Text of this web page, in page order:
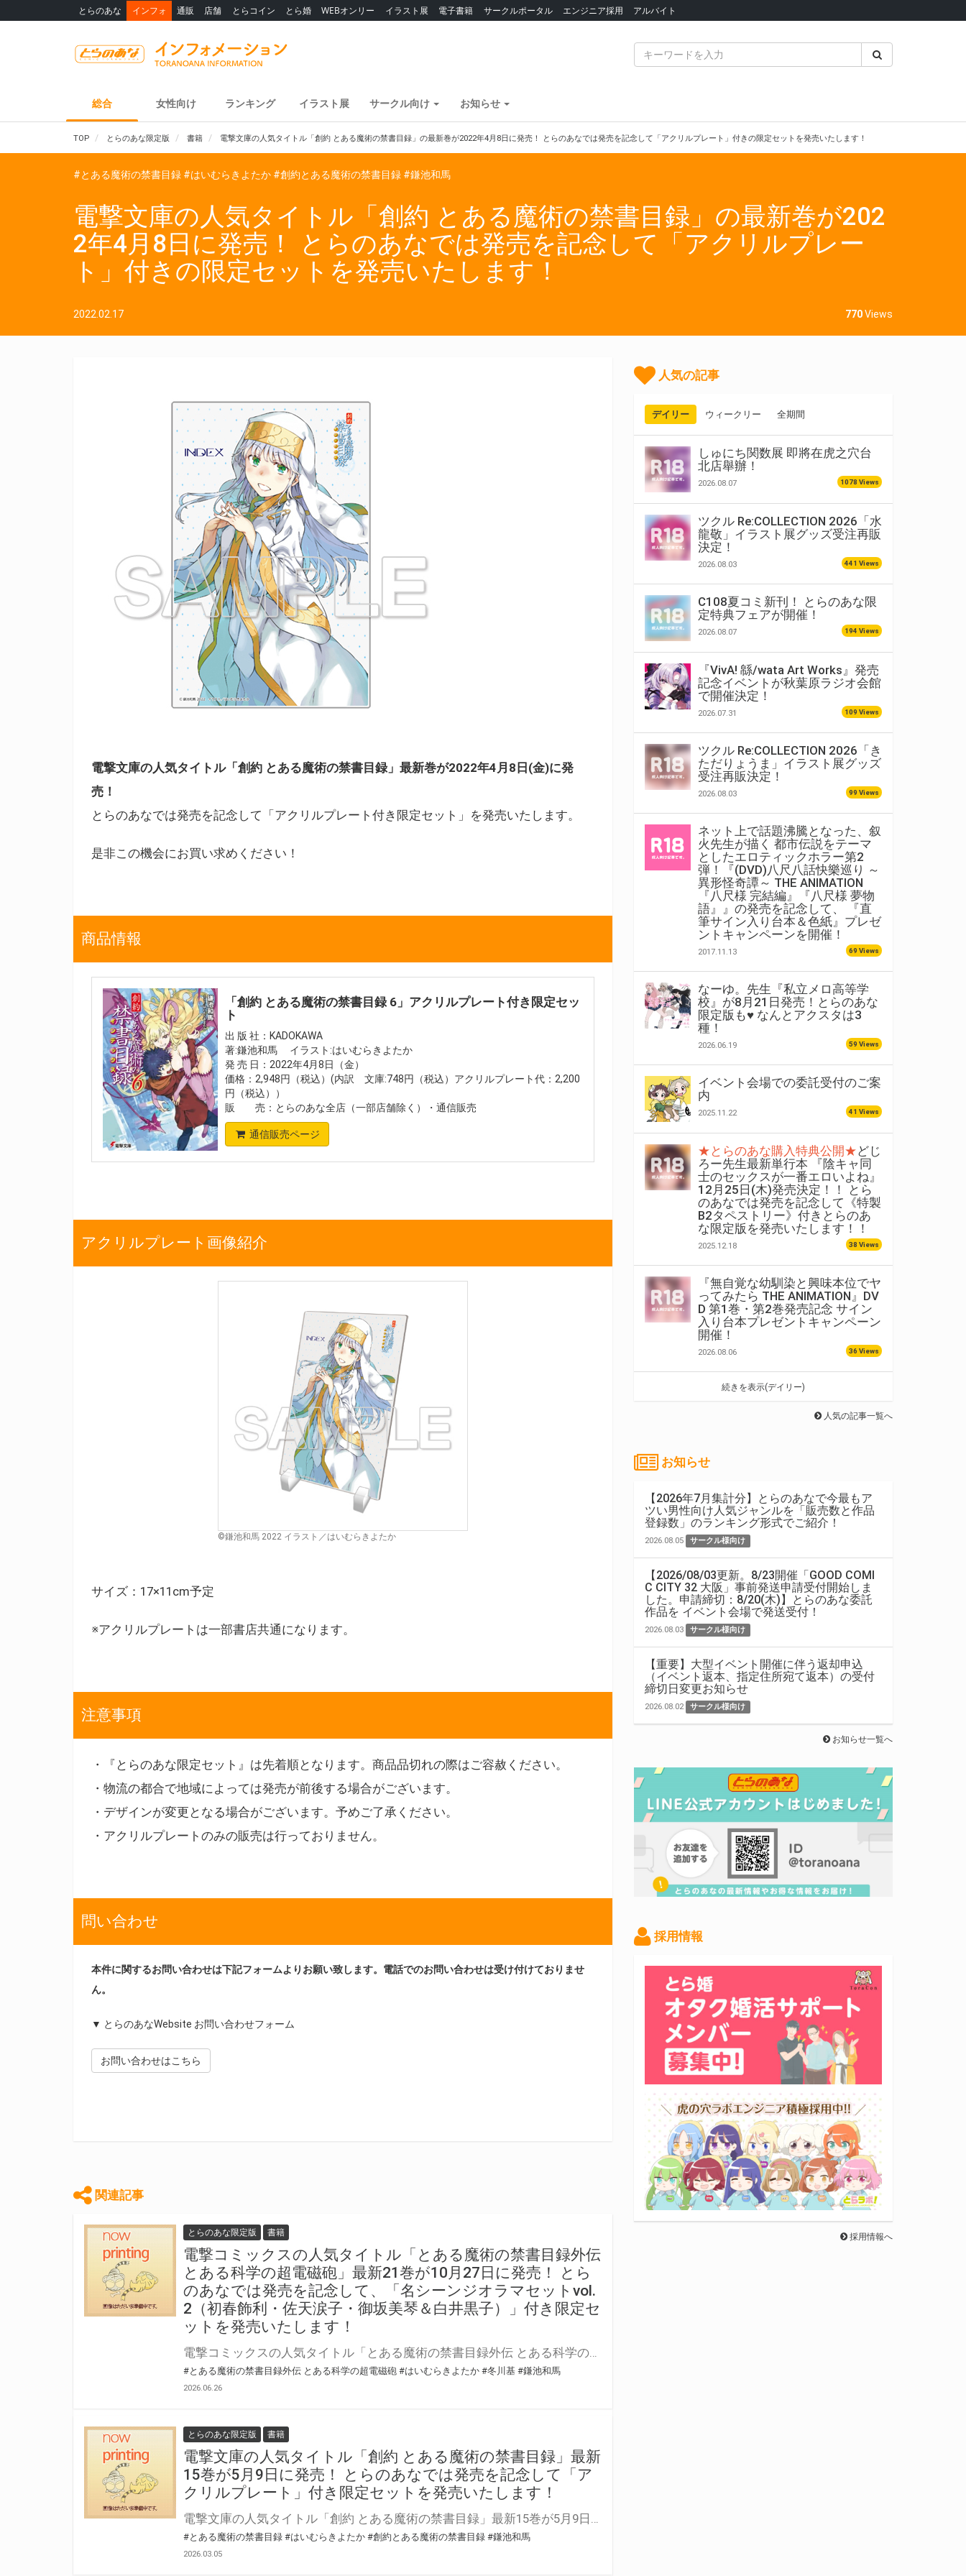
とらのあな インフォ 通販 店舗 とらコイン とら婚 WEBオンリー イラスト展 電子書籍 サークルポータル エンジニア採用 アルバイト
総合 女性向け ランキング イラスト展 サークル向け お知らせ
TOP とらのあな限定版 書籍 電撃文庫の人気タイトル「創約 とある魔術の禁書目録」の最新巻が2022年4月8日に発売！ とらのあなでは発売を記念して「アクリルプレート」付きの限定セットを発売いたします！
#とある魔術の禁書目録 #はいむらきよたか #創約とある魔術の禁書目録 #鎌池和馬
電撃文庫の人気タイトル「創約 とある魔術の禁書目録」の最新巻が202
2年4月8日に発売！ とらのあなでは発売を記念して「アクリルプレー
ト」付きの限定セットを発売いたします！
2022.02.17 770Views
電撃文庫の人気タイトル「創約 とある魔術の禁書目録」最新巻が2022年4月8日(金)に発
売！
とらのあなでは発売を記念して「アクリルプレート付き限定セット」を発売いたします。
是非この機会にお買い求めください！
商品情報
「創約 とある魔術の禁書目録 6」アクリルプレート付き限定セッ
ト
出 版 社：KADOKAWA
著:鎌池和馬 イラスト:はいむらきよたか
発 売 日：2022年4月8日（金）
価格：2,948円（税込）(内訳 文庫:748円（税込）アクリルプレート代：2,200
円（税込））
販 売：とらのあな全店（一部店舗除く）・通信販売
通信販売ページ
アクリルプレート画像紹介
©鎌池和馬 2022 イラスト／はいむらきよたか
サイズ：17×11cm予定
※アクリルプレートは一部書店共通になります。
注意事項
・『とらのあな限定セット』は先着順となります。商品品切れの際はご容赦ください。
・物流の都合で地域によっては発売が前後する場合がございます。
・デザインが変更となる場合がございます。予めご了承ください。
・アクリルプレートのみの販売は行っておりません。
問い合わせ
本件に関するお問い合わせは下記フォームよりお願い致します。電話でのお問い合わせは受け付けておりませ
ん。
▼ とらのあなWebsite お問い合わせフォーム
お問い合わせはこちら
関連記事
とらのあな限定版 書籍
電撃コミックスの人気タイトル「とある魔術の禁書目録外伝
とある科学の超電磁砲」最新21巻が10月27日に発売！ とら
のあなでは発売を記念して、「名シーンジオラマセットvol.
2（初春飾利・佐天涙子・御坂美琴＆白井黒子）」付き限定セ
ットを発売いたします！
電撃コミックスの人気タイトル「とある魔術の禁書目録外伝 とある科学の超電磁砲」最新21巻が10月27日（火）に発売！ とらのあなでは発売を記念して、「名シーンジオラマセットvol.2（初春飾利・佐天涙子・御坂美琴＆白井黒子）」付き限定セットを発売いたします！ 今回は、同時発売の特装版のみの限定セットです！ 限定セットの数は限られていますので是非お早めにお求めください！
#とある魔術の禁書目録外伝 とある科学の超電磁砲 #はいむらきよたか #冬川基 #鎌池和馬
2026.06.26
とらのあな限定版 書籍
電撃文庫の人気タイトル「創約 とある魔術の禁書目録」最新
15巻が5月9日に発売！ とらのあなでは発売を記念して「ア
クリルプレート」付き限定セットを発売いたします！
電撃文庫の人気タイトル「創約 とある魔術の禁書目録」最新15巻が5月9日（土）に発売！ とらのあなでは発売を記念して「アクリルプレート」付き限定セットを発売いたします。 とらのあな限定版は数量限定となりますので是非お早めにお求めください！
#とある魔術の禁書目録 #はいむらきよたか #創約とある魔術の禁書目録 #鎌池和馬
2026.03.05
人気の記事
デイリー ウィークリー 全期間
しゅにち関数展 即將在虎之穴台
北店舉辦！
2026.08.07 1078 Views
ツクル Re:COLLECTION 2026「水
龍敬」イラスト展グッズ受注再販
決定！
2026.08.03 441 Views
C108夏コミ新刊！ とらのあな限
定特典フェアが開催！
2026.08.07 194 Views
『VivA! 緜/wata Art Works』発売
記念イベントが秋葉原ラジオ会館
で開催決定！
2026.07.31 109 Views
ツクル Re:COLLECTION 2026「き
ただりょうま」イラスト展グッズ
受注再販決定！
2026.08.03 99 Views
ネット上で話題沸騰となった、叙
火先生が描く 都市伝説をテーマ
としたエロティックホラー第2
弾！『(DVD)八尺八話快樂巡り ～
異形怪奇譚～ THE ANIMATION
『八尺様 完結編』『八尺様 夢物
語』』の発売を記念して、 『直
筆サイン入り台本＆色紙』プレゼ
ントキャンペーンを開催！
2017.11.13 69 Views
なーゆ。先生『私立メロ高等学
校』が8月21日発売！とらのあな
限定版も♥ なんとアクスタは3
種！
2026.06.19 59 Views
イベント会場での委託受付のご案
内
2025.11.22 41 Views
★とらのあな購入特典公開★どじ
ろー先生最新単行本 『陰キャ同
士のセックスが一番エロいよね』
12月25日(木)発売決定！！ とら
のあなでは発売を記念して《特製
B2タペストリー》付きとらのあ
な限定版を発売いたします！！
2025.12.18 38 Views
『無自覚な幼馴染と興味本位でヤ
ってみたら THE ANIMATION』DV
D 第1巻・第2巻発売記念 サイン
入り台本プレゼントキャンペーン
開催！
2026.08.06 36 Views
続きを表示(デイリー)
人気の記事一覧へ
お知らせ
【2026年7月集計分】とらのあなで今最もア
ツい男性向け人気ジャンルを「販売数と作品
登録数」のランキング形式でご紹介！
2026.08.05 サークル様向け
【2026/08/03更新。8/23開催「GOOD COMI
C CITY 32 大阪」事前発送申請受付開始しま
した。申請締切：8/20(木)】とらのあな委託
作品を イベント会場で発送受付！
2026.08.03 サークル様向け
【重要】大型イベント開催に伴う返却申込
（イベント返本、指定住所宛て返本）の受付
締切日変更お知らせ
2026.08.02 サークル様向け
お知らせ一覧へ
採用情報
採用情報へ